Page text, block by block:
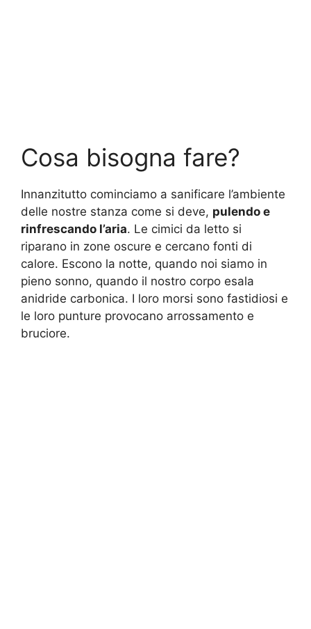
Cosa bisogna fare?
Innanzitutto cominciamo a sanificare l’ambiente
delle nostre stanza come si deve, pulendo e
rinfrescando l’aria. Le cimici da letto si
riparano in zone oscure e cercano fonti di
calore. Escono la notte, quando noi siamo in
pieno sonno, quando il nostro corpo esala
anidride carbonica. I loro morsi sono fastidiosi e
le loro punture provocano arrossamento e
bruciore.